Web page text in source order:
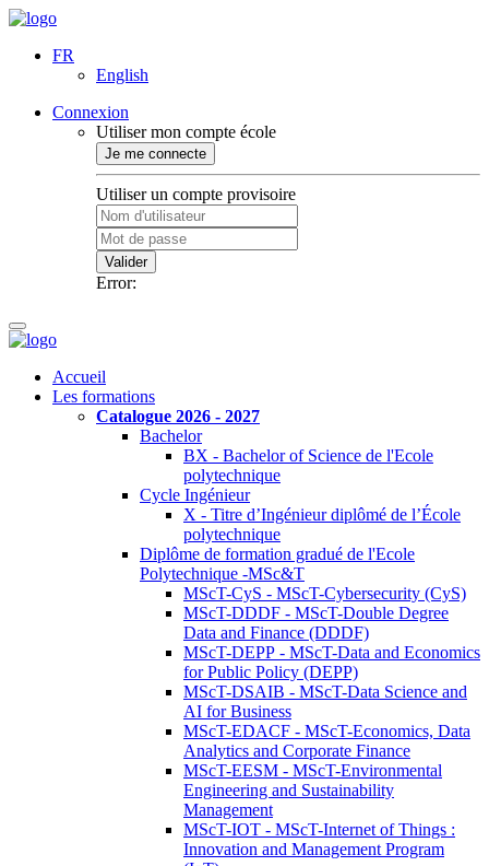
FR
English
Connexion
Utiliser mon compte école
Je me connecte
Utiliser un compte provisoire
Valider
Error:
Accueil
Les formations
Catalogue 2026 - 2027
Bachelor
BX - Bachelor of Science de l'Ecole
polytechnique
Cycle Ingénieur
X - Titre d’Ingénieur diplômé de l’École
polytechnique
Diplôme de formation gradué de l'Ecole
Polytechnique -MSc&T
MScT-CyS - MScT-Cybersecurity (CyS)
MScT-DDDF - MScT-Double Degree
Data and Finance (DDDF)
MScT-DEPP - MScT-Data and Economics
for Public Policy (DEPP)
MScT-DSAIB - MScT-Data Science and
AI for Business
MScT-EDACF - MScT-Economics, Data
Analytics and Corporate Finance
MScT-EESM - MScT-Environmental
Engineering and Sustainability
Management
MScT-IOT - MScT-Internet of Things :
Innovation and Management Program